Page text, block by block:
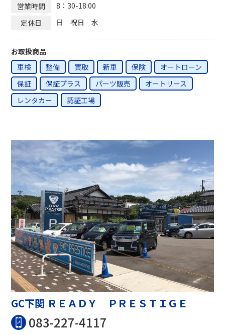
営業時間
8：30-18:00
定休日
日 祝日 水
お取扱商品
車検
整備 買取 新車 保険
オートローン
保証
保証プラス パーツ販売
オートリース
レンタカー
認証工場
GC下関 ＲＥＡＤＹ ＰＲＥＳＴＩＧＥ
083-227-4117